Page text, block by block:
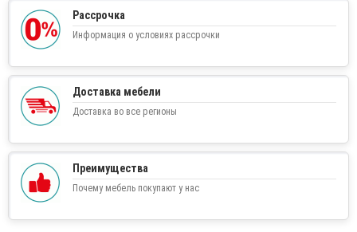
Рассрочка
Информация о условиях рассрочки
Доставка мебели
Доставка во все регионы
Преимущества
Почему мебель покупают у нас